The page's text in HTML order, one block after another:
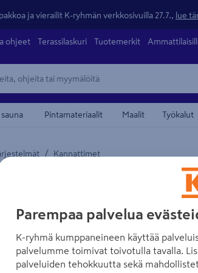
ja vierailit K-ryhmän verkkosivuilla 27.7., lue
ohjeet Terassilaskuri Tuotemerkit
Pintamateriaalit Maalit Työkalut
/ Kannattimet
kuvaus -maamerkistä
Parempaa palvelua
K-ryhmä kumppaneineen käyttää
palvelumme toimivat toivotulla tavalla.
palveluiden tehokkuutta sekä